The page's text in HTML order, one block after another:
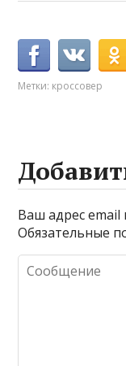
Метки: кроссовер
Ваш адрес email
Обязательные